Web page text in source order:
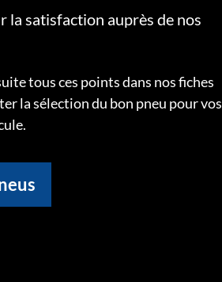
la satisfaction auprès de nos
tous ces points dans nos fiches
la sélection du bon pneu pour vos